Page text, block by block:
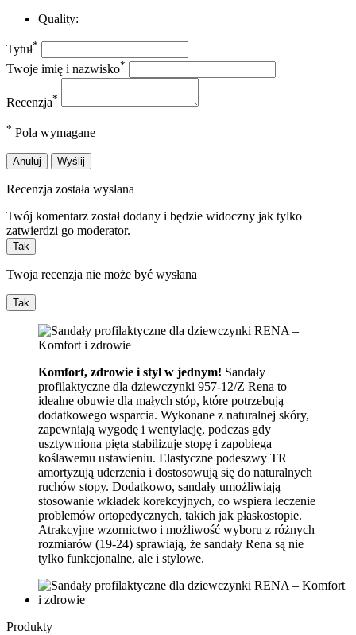
Quality:
Tytuł*
Twoje imię i nazwisko*
Recenzja*
* Pola wymagane
Anuluj Wyślij
Recenzja została wysłana
Twój komentarz został dodany i będzie widoczny jak tylko
zatwierdzi go moderator.
Tak
Twoja recenzja nie może być wysłana
Tak
Komfort, zdrowie i styl w jednym! Sandały
profilaktyczne dla dziewczynki 957-12/Z Rena to
idealne obuwie dla małych stóp, które potrzebują
dodatkowego wsparcia. Wykonane z naturalnej skóry,
zapewniają wygodę i wentylację, podczas gdy
usztywniona pięta stabilizuje stopę i zapobiega
koślawemu ustawieniu. Elastyczne podeszwy TR
amortyzują uderzenia i dostosowują się do naturalnych
ruchów stopy. Dodatkowo, sandały umożliwiają
stosowanie wkładek korekcyjnych, co wspiera leczenie
problemów ortopedycznych, takich jak płaskostopie.
Atrakcyjne wzornictwo i możliwość wyboru z różnych
rozmiarów (19-24) sprawiają, że sandały Rena są nie
tylko funkcjonalne, ale i stylowe.
Produkty